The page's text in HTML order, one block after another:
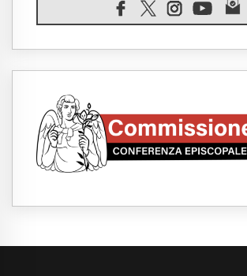
Marcinelle, 70 anni dopo
europea per le vittime sul lavoro
Arabia Saudita, Turchia e
Medio Oriente
all'unità in mezzo alle sfide
07.08.2026
Rilanciare l'empatia, il
d'Arte delle Università
diventa diocesi